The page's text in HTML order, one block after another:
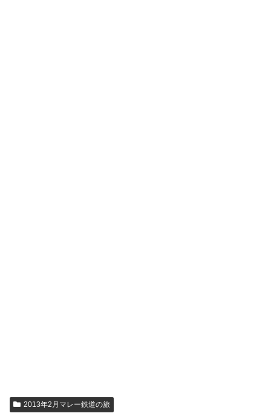
2013年2月マレー鉄道の旅